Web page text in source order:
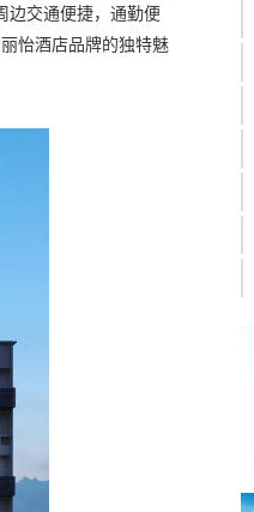
边交通便捷，通勤便
怡酒店品牌的独特魅